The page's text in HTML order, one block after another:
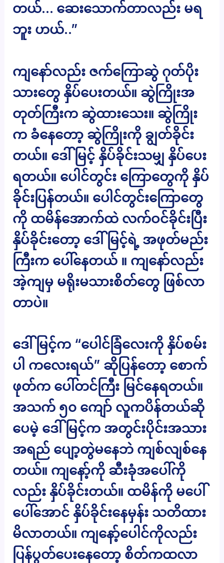
တယ်… ဆေးသောက်တာလည်း မရ
ဘူး ဟယ်..”
ကျနော်လည်း ဇက်ကြောဆွဲ ဂုတ်ပိုး
သားတွေ နှိပ်ပေးတယ်။ ဆွဲကြိုးအ
တုတ်ကြီးက ဆွဲထားသေး။ ဆွဲကြိုး
က ခံနေတော့ ဆွဲကြိုးကို ချွတ်ခိုင်း
တယ်။ ဒေါ်မြင့် နှိပ်ခိုင်းသမျှ နှိပ်ပေး
ရတယ်။ ပေါင်တွင်း ကြောတွေကို နှိပ်
ခိုင်းပြန်တယ်။ ပေါင်တွင်းကြောတွေ
ကို ထမိန်အောက်ထဲ လက်ဝင်ခိုင်းပြီး
နှိပ်ခိုင်းတော့ ဒေါ်မြင့်ရဲ့ အဖုတ်မည်း
ကြီးက ပေါ်နေတယ် ။ ကျနော်လည်း
အဲ့ကျမှ မရိုးမသားစိတ်တွေ ဖြစ်လာ
တာပဲ။
ဒေါ်မြင့်က “ပေါင်ခြံလေးကို နှိပ်စမ်း
ပါ ကလေးရယ်” ဆိုပြန်တော့ စောက်
ဖုတ်က ပေါ်တင်ကြီး မြင်နေရတယ်။
အသက် ၅၀ ကျော် လူကပိန်တယ်ဆို
ပေမဲ့ ဒေါ်မြင့်က အတွင်းပိုင်းအသား
အရည် ပျော့တွဲမနေဘဲ ကျစ်လျစ်နေ
တယ်။ ကျနော့်ကို ဆီးခုံအပေါ်ကို
လည်း နှိပ်ခိုင်းတယ်။ ထမိန်ကို မပေါ်
ပေါ်အောင် နှိပ်ခိုင်းနေမှန်း သတိထား
မိလာတယ်။ ကျနော့်ပေါင်ကိုလည်း
ပြန်ပွတ်ပေးနေတော့ စိတ်ကထလာ